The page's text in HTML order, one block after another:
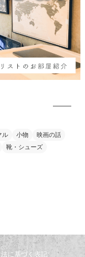
ル 小物
映画の話
靴・シューズ
に基づく表記